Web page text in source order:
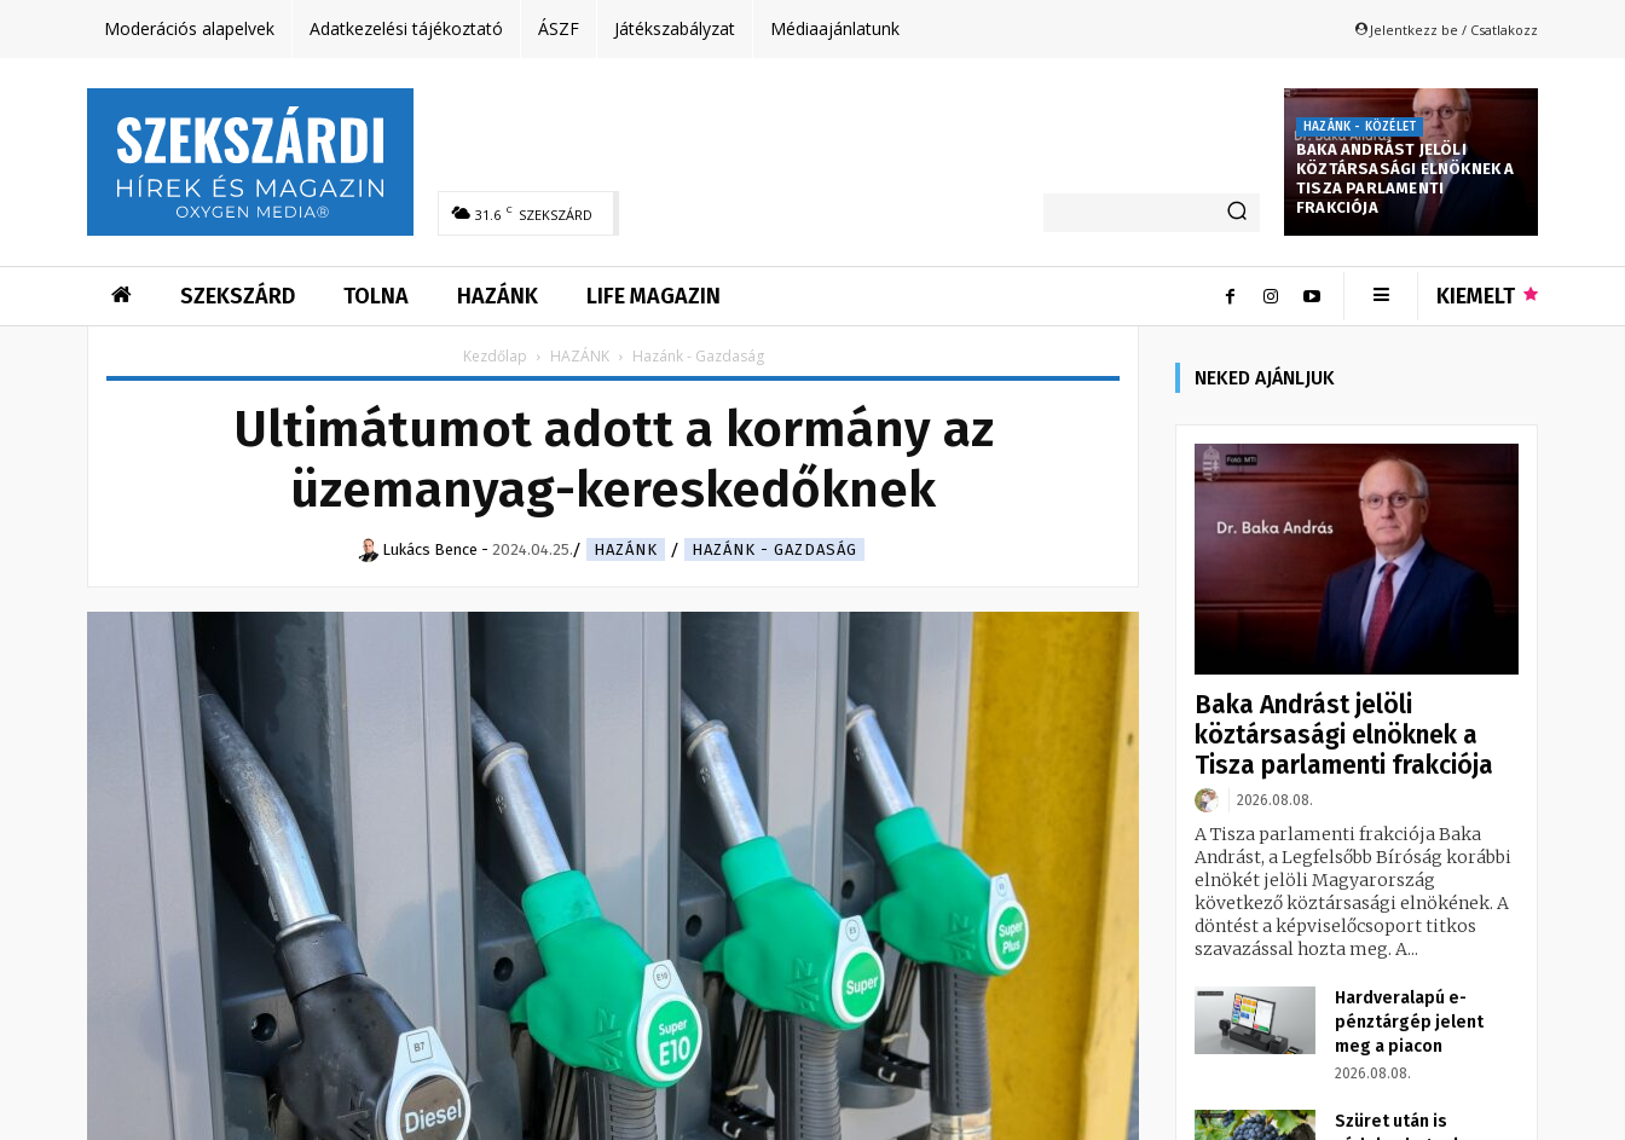
Moderációs alapelvek Adatkezelési tájékoztató ÁSZF Játékszabályzat Médiaajánlatunk Jelentkezz be / Csatlakozz
31.6 C SZEKSZÁRD
HAZÁNK - KÖZÉLET
BAKA ANDRÁST JELÖLI
KÖZTÁRSASÁGI ELNÖKNEK A
TISZA PARLAMENTI
FRAKCIÓJA
SZEKSZÁRD TOLNA HAZÁNK LIFE MAGAZIN KIEMELT
Kezdőlap HAZÁNK Hazánk - Gazdaság
Ultimátumot adott a kormány az
üzemanyag-kereskedőknek
Lukács Bence - 2024.04.25. HAZÁNK HAZÁNK - GAZDASÁG
NEKED AJÁNLJUK
Baka Andrást jelöli
köztársasági elnöknek a
Tisza parlamenti frakciója
2026.08.08.
A Tisza parlamenti frakciója Baka
Andrást, a Legfelsőbb Bíróság korábbi
elnökét jelöli Magyarország
következő köztársasági elnökének. A
döntést a képviselőcsoport titkos
szavazással hozta meg. A...
Hardveralapú e-
pénztárgép jelent
meg a piacon
2026.08.08.
Szüret után is